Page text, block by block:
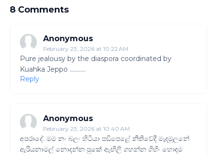
8 Comments
Anonymous
February 23, 2026 at 10:22 AM
Pure jealousy by the diaspora coordinated by
Kuahka Jeppo ...........
Reply
Anonymous
February 23, 2026 at 10:40 AM
අපරාදේ. මම නං බලං හිටියා පඩිපෙළේ නීතිවේදී මැදමුලනේ
ඇරියනාමල් නොදන්න පුකේ ඇඟිලි ගහන්න ගිහිං හොඳම